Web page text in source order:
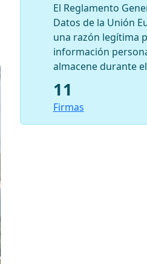
El Reglamento
Datos de la Unión
una razón legítima
información
almacene durante
11
Firmas